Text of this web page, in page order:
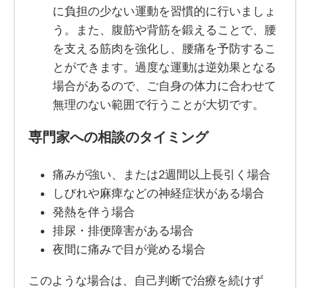
に負担の少ない運動を習慣的に行いましょ
う。また、腹筋や背筋を鍛えることで、腰
を支える筋肉を強化し、腰痛を予防するこ
とができます。過度な運動は逆効果となる
場合があるので、ご自身の体力に合わせて
無理のない範囲で行うことが大切です。
専門家への相談のタイミング
痛みが強い、または2週間以上長引く場合
しびれや麻痺などの神経症状がある場合
発熱を伴う場合
排尿・排便障害がある場合
夜間に痛みで目が覚める場合
このような場合は、自己判断で治療を続けず